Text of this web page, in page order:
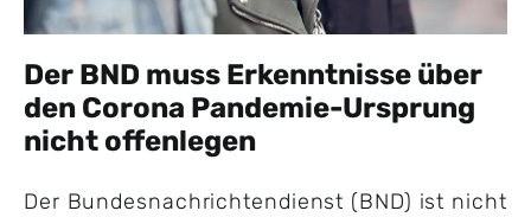
Der BND muss Erkenntnisse über
den Corona Pandemie-Ursprung
nicht offenlegen
Der Bundesnachrichtendienst (BND) ist nicht